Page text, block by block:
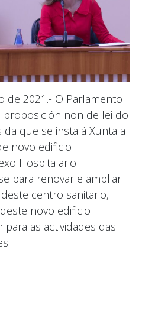
de 2021.- O Parlamento
proposición non de lei do
que se insta á Xunta a
novo edificio
Hospitalario
para renovar e ampliar
centro sanitario,
novo edificio
as actividades das